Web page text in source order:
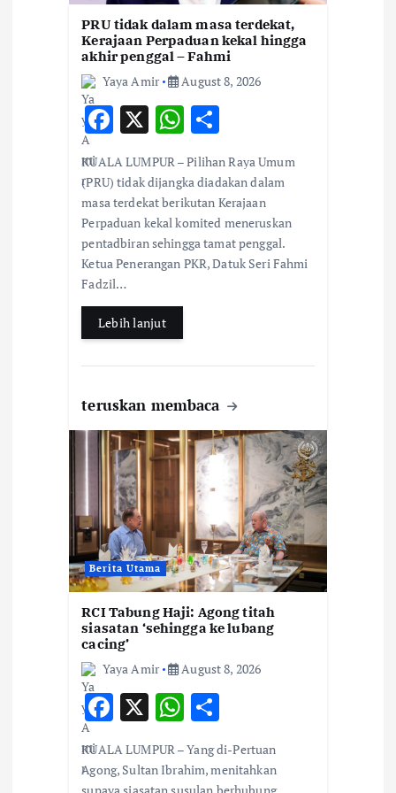
PRU tidak dalam masa terdekat,
Kerajaan Perpaduan kekal hingga
akhir penggal – Fahmi
Yaya Amir
August 8, 2026
F
ac
e
b
o
o
k
X W
h
at
s
A
p
h
ar
e
KUALA LUMPUR – Pilihan Raya Umum
(PRU) tidak dijangka diadakan dalam
masa terdekat berikutan Kerajaan
Perpaduan kekal komited meneruskan
pentadbiran sehingga tamat penggal.
Ketua Penerangan PKR, Datuk Seri Fahmi
Fadzil…
Lebih lanjut
teruskan membaca
Berita Utama
RCI Tabung Haji: Agong titah
siasatan ‘sehingga ke lubang
cacing’
Yaya Amir
August 8, 2026
F
ac
e
X W
h
at
h
ar
KUALA LUMPUR – Yang di-Pertuan
Agong, Sultan Ibrahim, menitahkan
supaya siasatan susulan berhubung